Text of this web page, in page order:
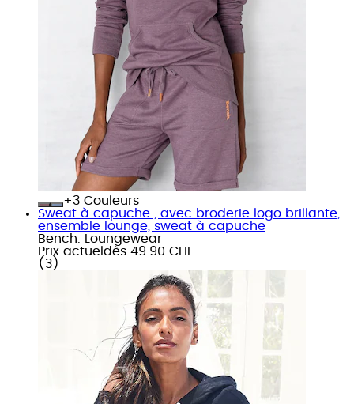
+
Couleurs
Sweat à capuche , avec broderie logo brillante,
ensemble lounge, sweat à capuche
Bench. Loungewear
Prix actuel dès 49.90 CHF
( 3 )